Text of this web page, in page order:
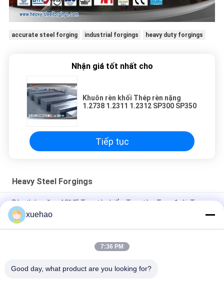
accurate steel forging industrial forgings heavy duty forgings
Nhận giá tốt nhất cho
Khuôn rèn khối Thép rèn nặng
1.2738 1.2311 1.2312 SP300 SP350
Tiếp tục
Heavy Steel Forgings
Rèn thép nặng ASME Trục tàu biển, Trục tàu, Trục đuôi, Trục
bánh lái
GB/ASTM/ASME/EN Hộp thu nước,bể, ống, thùng
1045 / 4140 / lập dị Gỗ đúc thép nặng Gỗ đúc thép hợp kim tay
xuehao
7:36 PM
Good day, what product are you looking for?